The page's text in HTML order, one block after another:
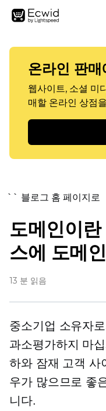
온라인 판
웹사이트, 소셜 미
매할 온라인 상점
`` 블로그 홈 페이지로
도메인이
스에 도메
13 분 읽음
중소기업 소유자
과소평가하지 마
하와 잠재 고객 사
우가 많으므로 좋
니다.